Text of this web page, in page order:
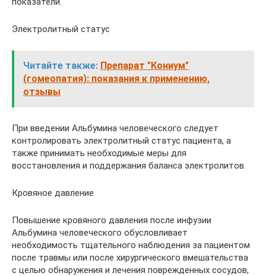
Электролитный статус
Читайте также: Препарат "Кониум"
(гомеопатия): показания к применению,
отзывы
При введении Альбумина человечеcкого следует
контролировать электролитный статус пациента, а
также принимать необходимые меры для
восстановления и поддержания баланса электролитов.
Кровяное давление
Повышение кровяного давления после инфузии
Альбумина человечеcкого обусловливает
необходимость тщательного наблюдения за пациентом
после травмы или после хирургического вмешательства
с целью обнаружения и лечения поврежденных сосудов,